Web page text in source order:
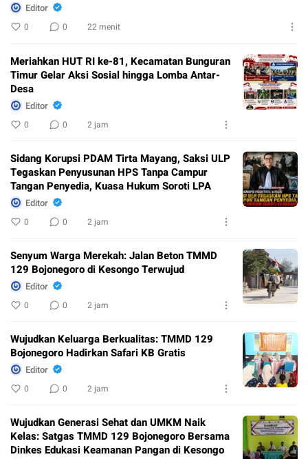
Editor
0 0 22 menit
Meriahkan HUT RI ke-81, Kecamatan Bunguran
Timur Gelar Aksi Sosial hingga Lomba Antar-
Desa
Editor
0 0 2 jam
Sidang Korupsi PDAM Tirta Mayang, Saksi ULP
Tegaskan Penyusunan HPS Tanpa Campur
Tangan Penyedia, Kuasa Hukum Soroti LPA
Editor
0 0 2 jam
Senyum Warga Merekah: Jalan Beton TMMD
129 Bojonegoro di Kesongo Terwujud
Editor
0 0 2 jam
Wujudkan Keluarga Berkualitas: TMMD 129
Bojonegoro Hadirkan Safari KB Gratis
Editor
0 0 2 jam
Wujudkan Generasi Sehat dan UMKM Naik
Kelas: Satgas TMMD 129 Bojonegoro Bersama
Dinkes Edukasi Keamanan Pangan di Kesongo